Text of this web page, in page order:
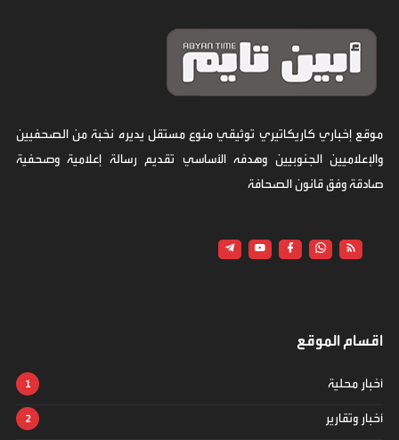
موقع إخباري كاريكاتيري توثيقي منوع مستقل يديره نخبة من الصحفيين
والإعلاميين الجنوبيين وهدفه الأساسي تقديم رسالة إعلامية وصحفية
صادقة وفق قانون الصحافة
اقسام الموقع
أخبار محلية
أخبار وتقارير